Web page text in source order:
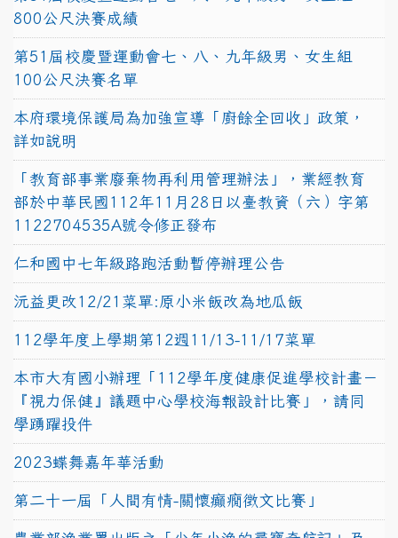
800公尺決賽成績
第51屆校慶暨運動會七、八、九年級男、女生組
100公尺決賽名單
本府環境保護局為加強宣導「廚餘全回收」政策，
詳如說明
「教育部事業廢棄物再利用管理辦法」，業經教育
部於中華民國112年11月28日以臺教資（六）字第
1122704535A號令修正發布
仁和國中七年級路跑活動暫停辦理公告
沅益更改12/21菜單:原小米飯改為地瓜飯
112學年度上學期第12週11/13-11/17菜單
本市大有國小辦理「112學年度健康促進學校計畫－
『視力保健』議題中心學校海報設計比賽」，請同
學踴躍投件
2023蝶舞嘉年華活動
第二十一屆「人間有情-關懷癲癇徵文比賽」